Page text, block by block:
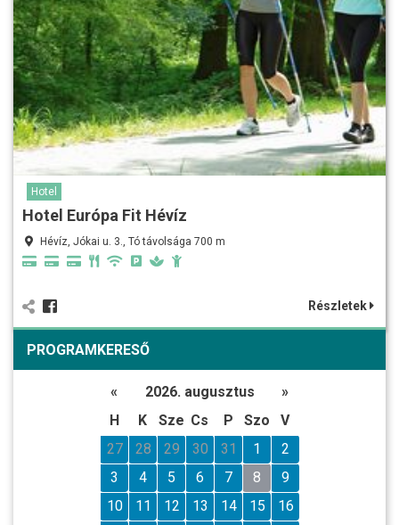
Hotel
Hotel Európa Fit Hévíz
Hévíz, Jókai u. 3., Tó távolsága 700 m
Részletek
PROGRAMKERESŐ
« 2026. augusztus
»
H
K Sze Cs P Szo
V
27
28 29 30 31 1
2
3
4 5 6 7 8
9
10
11 12 13 14 15
16